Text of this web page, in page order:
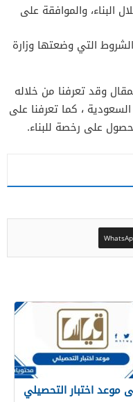
البناء، والموافقة على
التي وضعتها وزارة
وقد تعرفنا من خلاله
، كما تعرفنا على
على رخصة للبناء.
موعد اختبار التحصيلي